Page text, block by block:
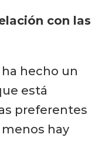
con las
ha hecho un
está
preferentes
hay